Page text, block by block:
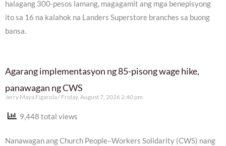
halagang 300-pesos lamang, magagamit ang mga benepisyong
ito sa 16 na kalahok na Landers Superstore branches sa buong
bansa.
Agarang implementasyon ng 85-pisong wage hike,
panawagan ng CWS
Jerry Maya Figarola Friday, August 7, 2026 2:40 pm
9,448 total views
Nanawagan ang Church People–Workers Solidarity (CWS) nang